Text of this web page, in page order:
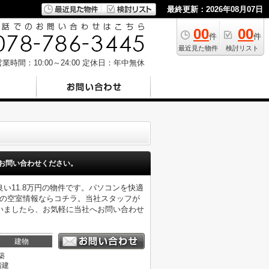
最終更新：2026年08月07日
00件
最近見た物件
00件
検討リスト
業時間：10:00～24:00 定休日：年中無休
問い合わせください。
11.8万円の物件です。パソコンを快適
空室情報ならコチラ。当社スタッフが
したら、お気軽に当社へお問い合わせ
建物
建